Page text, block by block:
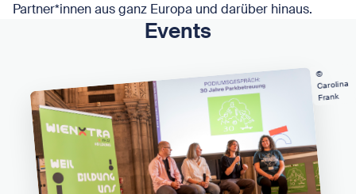
Partner*innen aus ganz Europa und darüber hinaus.
Events